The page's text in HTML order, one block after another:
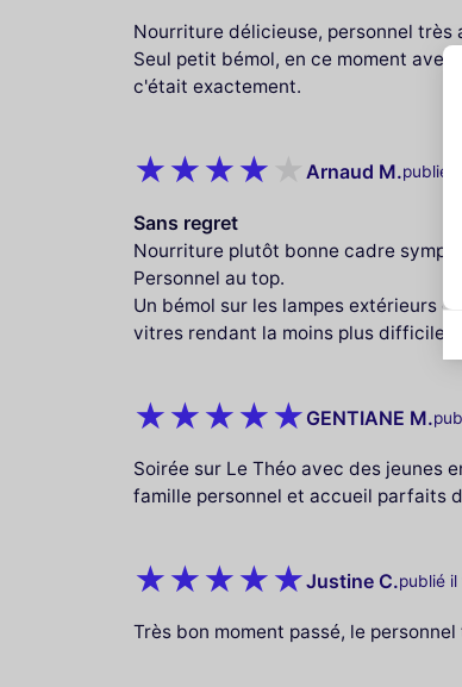
Nourriture délicieuse, personnel très
Seul petit bémol, en ce moment avec
c'était exactement.
Arnaud M.publié
Sans regret
Nourriture plutôt bonne cadre sympa.
Personnel au top.
Un bémol sur les lampes extérieurs
vitres rendant la moins plus difficile
GENTIANE M.
Soirée sur Le Théo avec des jeunes
famille personnel et accueil parfaits
Justine C.publié
Très bon moment passé, le